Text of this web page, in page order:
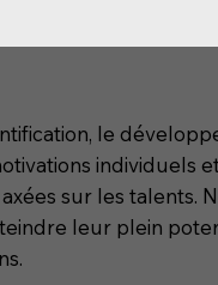
le
individuels
sur les talents.
leur plein